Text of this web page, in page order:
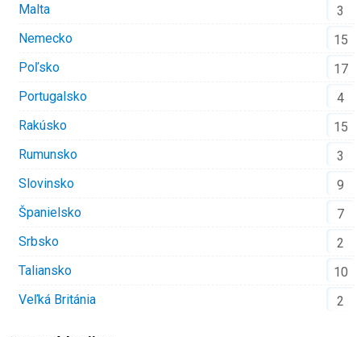
Malta
3
Nemecko
15
Poľsko
17
Portugalsko
4
Rakúsko
15
Rumunsko
3
Slovinsko
9
Španielsko
7
Srbsko
2
Taliansko
10
Veľká Británia
2